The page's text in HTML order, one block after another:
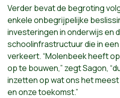
Verder bevat de begroting
enkele onbegrijpelijke
investeringen in onderwijs en
schoolinfrastructuur die in
verkeert. “Molenbeek heeft
op te bouwen,” zegt Sagon,
inzetten op wat ons het
en onze toekomst.”